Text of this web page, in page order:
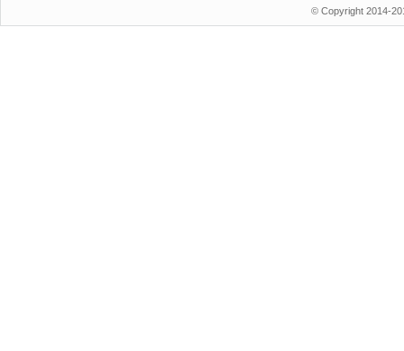
© Copyright 2014-